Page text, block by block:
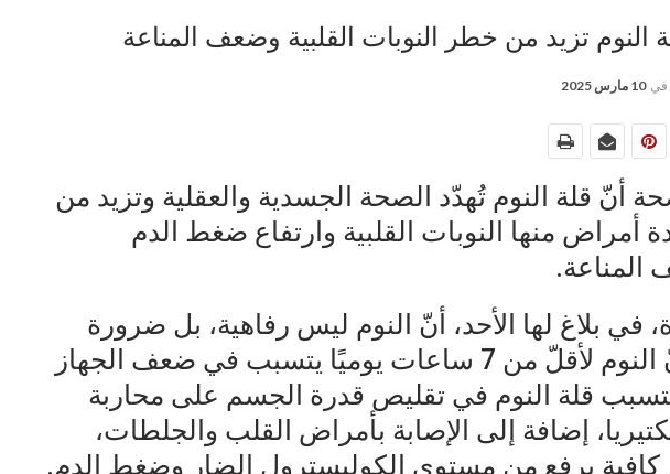
النوم تزيد من خطر النوبات القلبية وضعف المناعة
في 10 مارس 2025
أنّ قلة النوم تُهدّد الصحة الجسدية والعقلية وتزيد من
أمراض منها النوبات القلبية وارتفاع ضغط الدم
في بلاغ لها الأحد، أنّ النوم ليس رفاهية، بل ضرورة
للصحة، مبينة أنّ النوم لأقلّ من 7 ساعات يوميًا يتسبب في ضعف الجهاز
قلة النوم في تقليص قدرة الجسم على محاربة
إضافة إلى الإصابة بأمراض القلب والجلطات،
كافية يرفع من مستوى الكوليسترول الضار وضغط الدم.